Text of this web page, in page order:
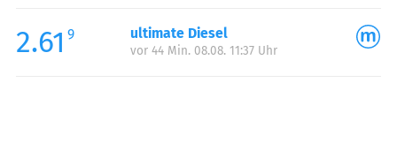
2.61 9 ultimate Diesel
vor 44 Min. 08.08. 11:37 Uhr